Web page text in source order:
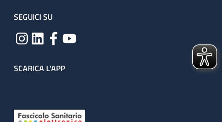
SEGUICI SU
SCARICA L'APP